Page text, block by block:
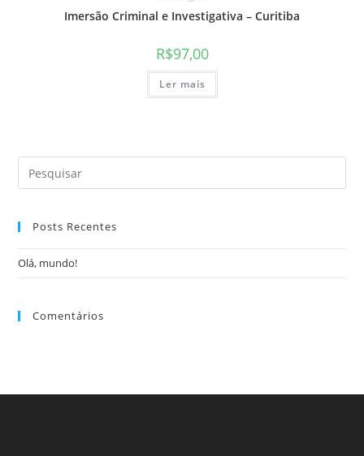
Imersão Criminal e Investigativa – Curitiba
R$97,00
Ler mais
Posts Recentes
Olá, mundo!
Comentários